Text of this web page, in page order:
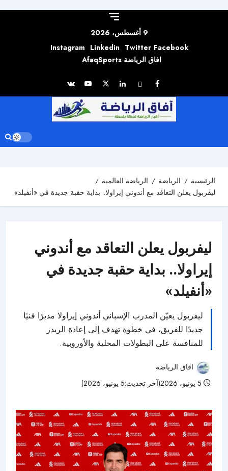
9 أغسطس، 2026
Facebook
Twitter
Linkedin
Instagram
افاق الرياضة AfaqSports
الرئيسية الرياضة
الرياضة العالمية
ليفربول يعلن التعاقد مع أندوني إيراولا.. بداية حقبة جديدة في «أنفيلد»
ليفربول يعلن التعاقد مع أندوني
إيراولا.. بداية حقبة جديدة في
«أنفيلد»
ليفربول يعيّن المدرب الإسباني أندوني إيراولا مديرًا فنيًا
جديدًا للفريق، في خطوة تهدف إلى إعادة الريدز
للمنافسة على البطولات المحلية والأوروبية.
افاق الرياضه